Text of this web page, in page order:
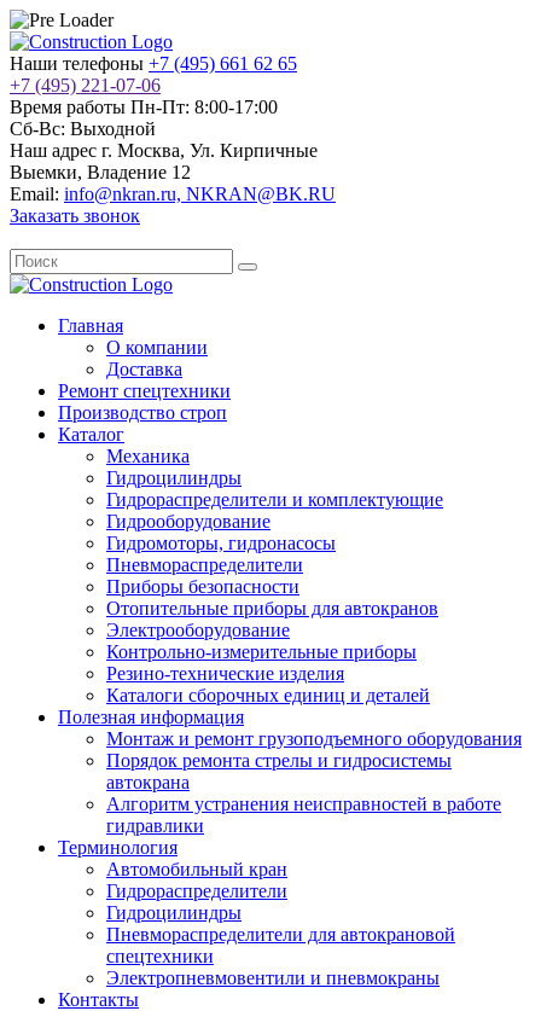
Наши телефоны +7 (495) 661 62 65
+7 (495) 221-07-06
Время работы Пн-Пт: 8:00-17:00
Сб-Вс: Выходной
Наш адрес г. Москва, Ул. Кирпичные
Выемки, Владение 12
Email: info@nkran.ru, NKRAN@BK.RU
Заказать звонок
Главная
О компании
Доставка
Ремонт спецтехники
Производство строп
Каталог
Механика
Гидроцилиндры
Гидрораспределители и комплектующие
Гидрооборудование
Гидромоторы, гидронасосы
Пневмораспределители
Приборы безопасности
Отопительные приборы для автокранов
Электрооборудование
Контрольно-измерительные приборы
Резино-технические изделия
Каталоги сборочных единиц и деталей
Полезная информация
Монтаж и ремонт грузоподъемного оборудования
Порядок ремонта стрелы и гидросистемы
автокрана
Алгоритм устранения неисправностей в работе
гидравлики
Терминология
Автомобильный кран
Гидрораспределители
Гидроцилиндры
Пневмораспределители для автокрановой
спецтехники
Электропневмовентили и пневмокраны
Контакты